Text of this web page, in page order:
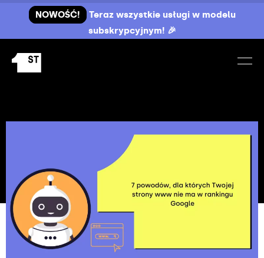
NOWOŚĆ!
Teraz wszystkie usługi w modelu
subskrypcyjnym! 🎉